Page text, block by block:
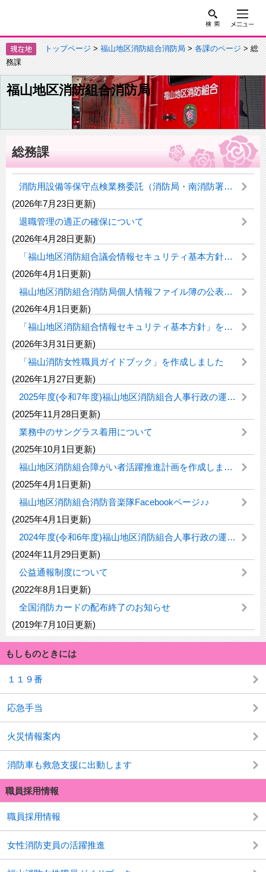
トップページ>福山地区消防組合消防局>各課のページ> 総
務課
福山地区消防組合消防局
もしものときには
１１９番
応急手当
火災情報案内
消防車も救急支援に出動します
職員採用情報
職員採用情報
女性消防吏員の活躍推進
総務課
消防用設備等保守点検業務委託（消防局・南消防署外１２）の一般競争入札について
(2026年7月23日更新)
退職管理の適正の確保について
(2026年4月28日更新)
「福山地区消防組合議会情報セキュリティ基本方針」を策定しました。
(2026年4月1日更新)
福山地区消防組合消防局個人情報ファイル簿の公表について
(2026年4月1日更新)
「福山地区消防組合情報セキュリティ基本方針」を策定しました。
(2026年3月31日更新)
「福山消防女性職員ガイドブック」を作成しました
(2026年1月27日更新)
2025年度(令和7年度)福山地区消防組合人事行政の運営等の状況
(2025年11月28日更新)
業務中のサングラス着用について
(2025年10月1日更新)
福山地区消防組合障がい者活躍推進計画を作成しました
(2025年4月1日更新)
福山地区消防組合消防音楽隊Facebookページ♪♪
(2025年4月1日更新)
2024年度(令和6年度)福山地区消防組合人事行政の運営等の状況
(2024年11月29日更新)
公益通報制度について
(2022年8月1日更新)
全国消防カードの配布終了のお知らせ
(2019年7月10日更新)